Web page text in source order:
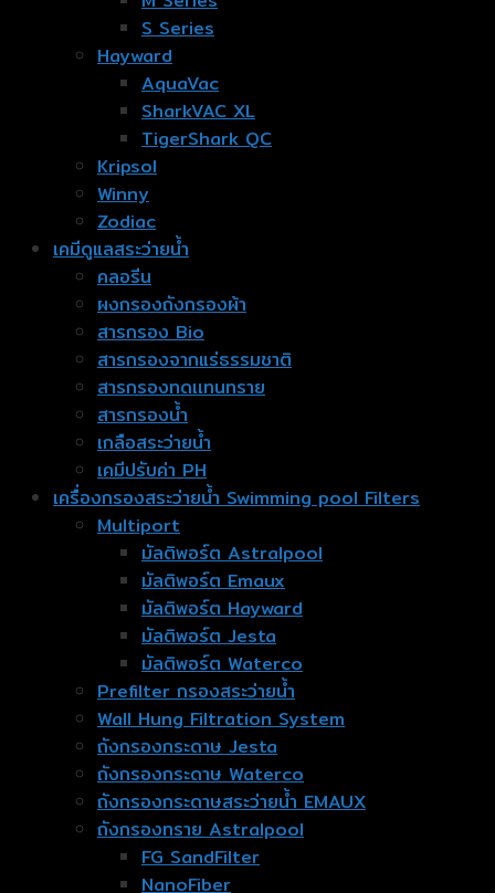
S Series
Hayward
AquaVac
SharkVAC XL
TigerShark QC
Kripsol
Winny
Zodiac
เคมีดูแลสระว่ายน้ำ
คลอรีน
ผงกรองถังกรองผ้า
สารกรอง Bio
สารกรองจากแร่ธรรมชาติ
สารกรองทดเเทนทราย
สารกรองน้ำ
เกลือสระว่ายน้ำ
เคมีปรับค่า PH
เครื่องกรองสระว่ายน้ำ Swimming pool Filters
Multiport
มัลติพอร์ต Astralpool
มัลติพอร์ต Emaux
มัลติพอร์ต Hayward
มัลติพอร์ต Jesta
มัลติพอร์ต Waterco
Prefilter กรองสระว่ายน้ำ
Wall Hung Filtration System
ถังกรองกระดาษ Jesta
ถังกรองกระดาษ Waterco
ถังกรองกระดาษสระว่ายน้ำ EMAUX
ถังกรองทราย Astralpool
FG SandFilter
NanoFiber